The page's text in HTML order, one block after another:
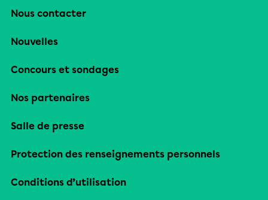
Nous contacter
Nouvelles
Concours et sondages
Nos partenaires
Salle de presse
Protection des renseignements personnels
Conditions d’utilisation